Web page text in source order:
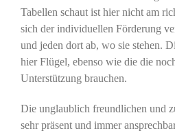
Tabellen schaut ist hier nicht am
sich der individuellen Förderung
und jeden dort ab, wo sie stehen.
hier Flügel, ebenso wie die die
Unterstützung brauchen.
Die unglaublich freundlichen und
sehr präsent und immer